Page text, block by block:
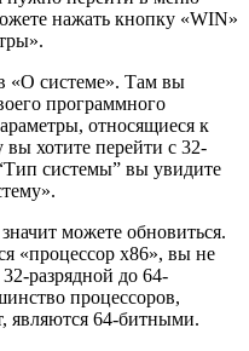
нажать кнопку «WIN»
«О системе». Там вы
программного
относящиеся к
хотите перейти с 32-
системы” вы увидите
можете обновиться.
«процессор x86», вы не
разрядной до 64-
процессоров,
являются 64-битными.